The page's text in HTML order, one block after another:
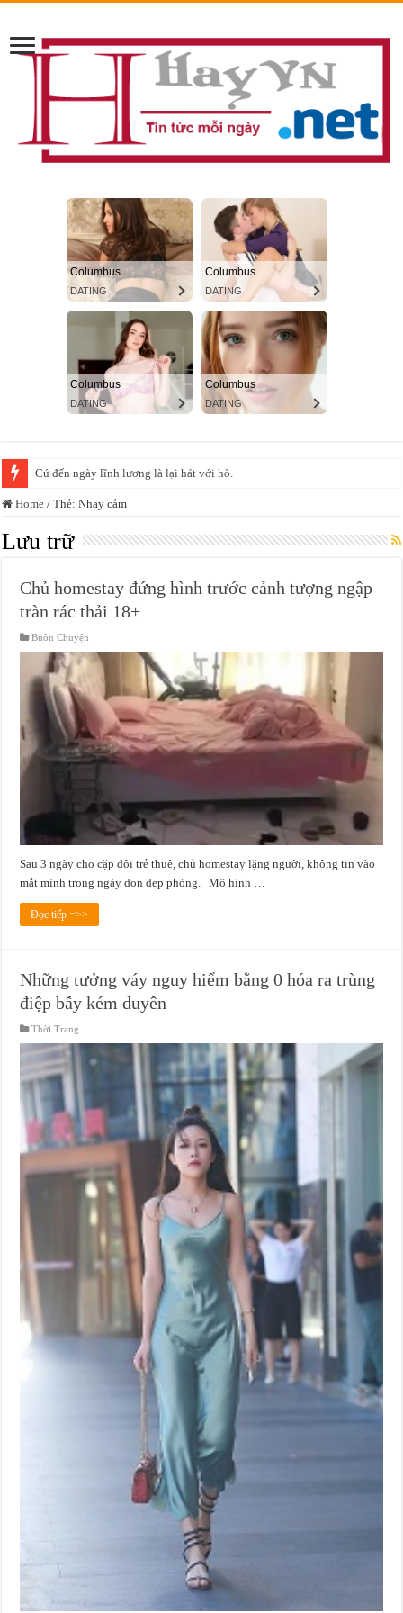
Cứ đến ngày lĩnh lương là lại hát với hò.
Home / Thẻ:Nhạy cảm
Lưu trữ
Chủ homestay đứng hình trước cảnh tượng ngập
tràn rác thải 18+
Buôn Chuyện
Sau 3 ngày cho cặp đôi trẻ thuê, chủ homestay lặng người, không tin vào
mắt mình trong ngày dọn dẹp phòng. Mô hình …
Đọc tiếp =>>
Những tưởng váy nguy hiểm bằng 0 hóa ra trùng
điệp bẫy kém duyên
Thời Trang